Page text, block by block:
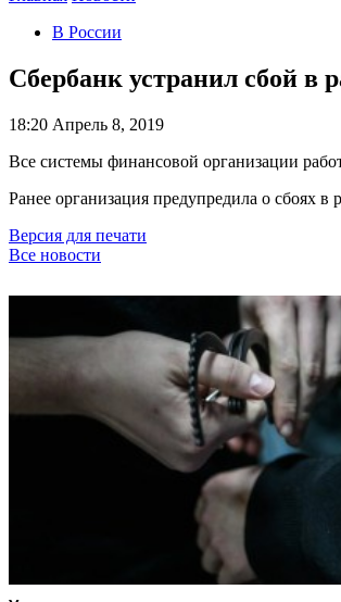
В России
Сбербанк устранил сбой в
18:20 Апрель 8, 2019
Все системы финансовой организации
Ранее организация предупредила о сбоях
Версия для печати
Все новости